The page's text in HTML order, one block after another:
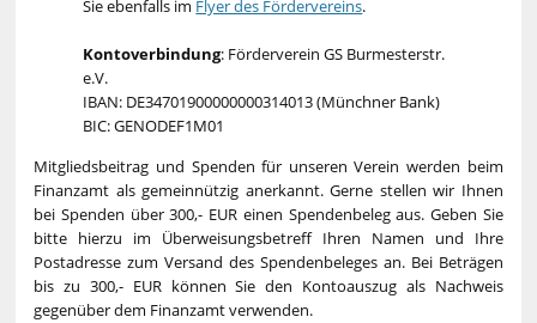
Sie ebenfalls im Flyer des Fördervereins.
Kontoverbindung: Förderverein GS Burmesterstr.
e.V.
IBAN: DE34701900000000314013 (Münchner Bank)
BIC: GENODEF1M01
Mitgliedsbeitrag und Spenden für unseren Verein werden beim
Finanzamt als gemeinnützig anerkannt. Gerne stellen wir Ihnen
bei Spenden über 300,- EUR einen Spendenbeleg aus. Geben Sie
bitte hierzu im Überweisungsbetreff Ihren Namen und Ihre
Postadresse zum Versand des Spendenbeleges an. Bei Beträgen
bis zu 300,- EUR können Sie den Kontoauszug als Nachweis
gegenüber dem Finanzamt verwenden.